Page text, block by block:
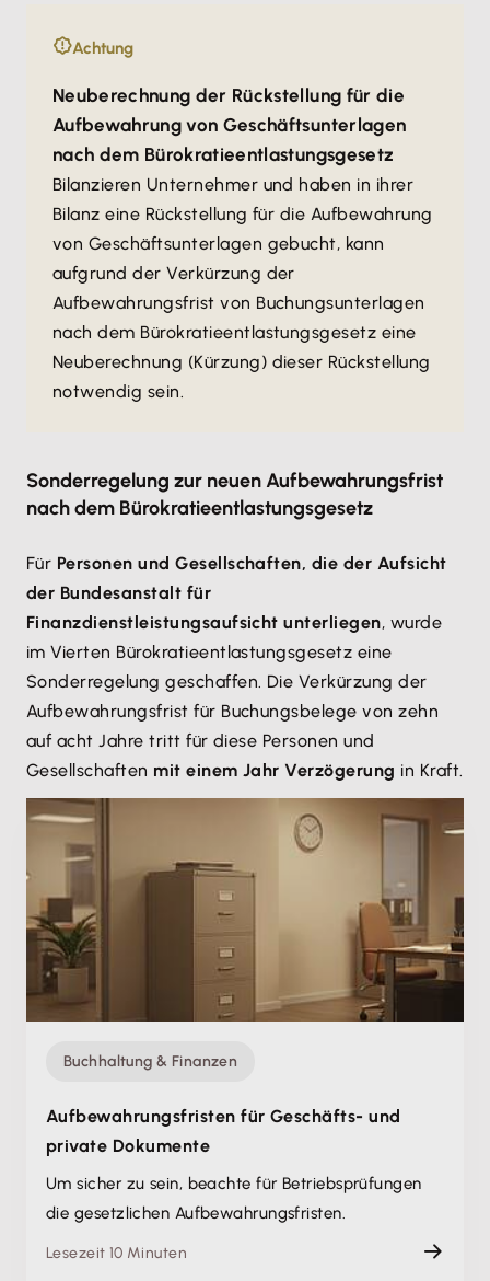
Achtung
Neuberechnung der Rückstellung für die
Aufbewahrung von Geschäftsunterlagen
nach dem Bürokratieentlastungsgesetz
Bilanzieren Unternehmer und haben in ihrer
Bilanz eine Rückstellung für die Aufbewahrung
von Geschäftsunterlagen gebucht, kann
aufgrund der Verkürzung der
Aufbewahrungsfrist von Buchungsunterlagen
nach dem Bürokratieentlastungsgesetz eine
Neuberechnung (Kürzung) dieser Rückstellung
notwendig sein.
Sonderregelung zur neuen Aufbewahrungsfrist
nach dem Bürokratieentlastungsgesetz
Für Personen und Gesellschaften, die der Aufsicht
der Bundesanstalt für
Finanzdienstleistungsaufsicht unterliegen, wurde
im Vierten Bürokratieentlastungsgesetz eine
Sonderregelung geschaffen. Die Verkürzung der
Aufbewahrungsfrist für Buchungsbelege von zehn
auf acht Jahre tritt für diese Personen und
Gesellschaften mit einem Jahr Verzögerung in Kraft.
Buchhaltung & Finanzen
Aufbewahrungs­fristen für Geschäfts- und
private Dokumente
Um sicher zu sein, beachte für Betriebs­prüfungen
die gesetzlichen Aufbewahrungs­fristen.
Lesezeit 10 Minuten